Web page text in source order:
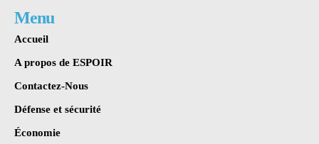
Menu
Accueil
A propos de ESPOIR
Contactez-Nous
Défense et sécurité
Économie